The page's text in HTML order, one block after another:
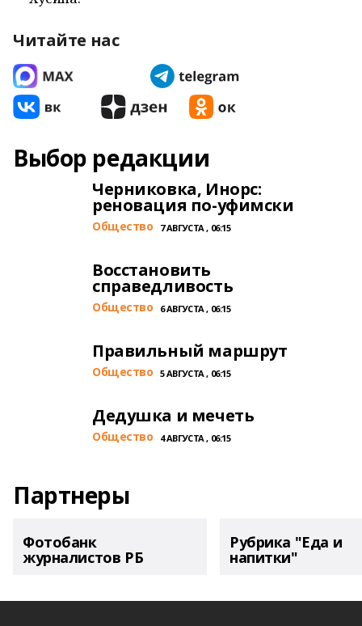
Читайте нас
Выбор редакции
Черниковка, Инорс:
реновация по-уфимски
Общество 7 АВГУСТА , 06:15
Восстановить
справедливость
Общество 6 АВГУСТА , 06:15
Правильный маршрут
Общество 5 АВГУСТА , 06:15
Дедушка и мечеть
Общество 4 АВГУСТА , 06:15
Партнеры
Фотобанк
журналистов РБ
Рубрика "Еда и
напитки"